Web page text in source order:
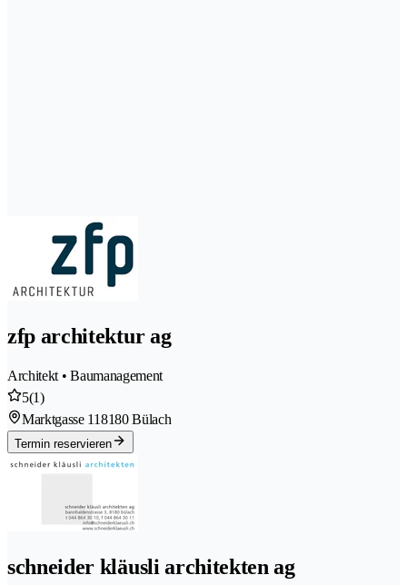
zfp architektur ag
Architekt • Baumanagement
5(1)
Marktgasse 118180 Bülach
Termin reservieren
schneider kläusli architekten ag